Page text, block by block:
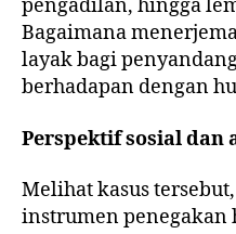
pengadilan, hingga
Bagaimana
layak bagi
berhadapan dengan
Perspektif sosial dan
Melihat kasus
instrumen penegakan